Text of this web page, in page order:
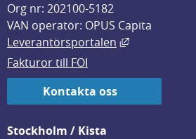
Org nr: 202100-5182
VAN operatör: OPUS Capita
Leverantörsportalen
Länk till
Fakturor till FOI
Kontakta oss
Stockholm / Kista